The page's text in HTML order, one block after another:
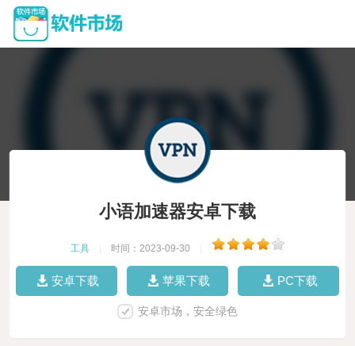
小语加速器安卓下载
工具 时间：2023-09-30
安卓下载 苹果下载 PC下载
安卓市场，安全绿色